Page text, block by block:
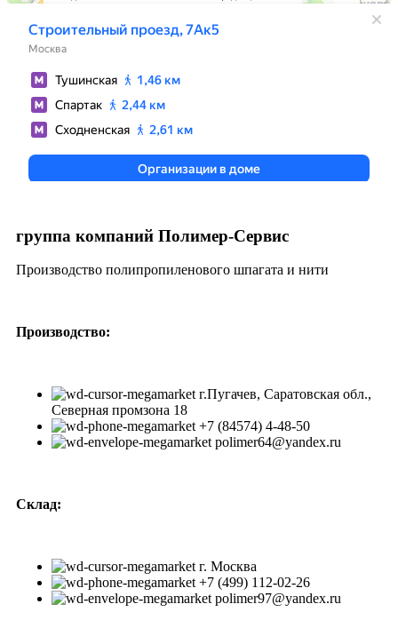
группа компаний Полимер-Сервис
Производство полипропиленового шпагата и нити
Производство:
г.Пугачев, Саратовская обл.,
Северная промзона 18
+7 (84574) 4-48-50
polimer64@yandex.ru
Склад:
г. Москва
+7 (499) 112-02-26
polimer97@yandex.ru